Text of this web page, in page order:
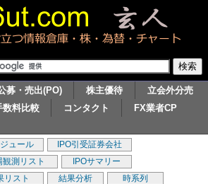
募・売出(PO) 株主優待
立会外分売
数料比較 コンタクト
FX業者CP
ュール
IPO引受証券会社
観測リスト
IPOサマリー
リスト 結果分析
時系列